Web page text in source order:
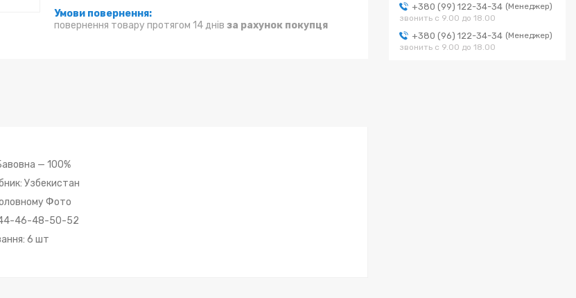
+380 (99) 122-34-34
Менеджер
звонить с 9.00 до 18.00
+380 (96) 122-34-34
Менеджер
звонить с 9.00 до 18.00
повернення товару протягом 14 днів за рахунок покупця
— 100%
Узбекистан
Фото
44-46-48-50-52
6 шт